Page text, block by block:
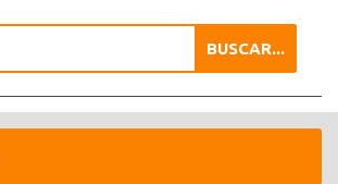
BUSCAR...